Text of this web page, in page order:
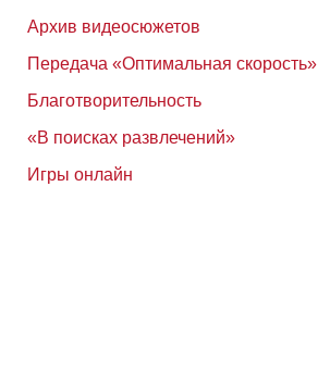
Архив видеосюжетов
Передача «Оптимальная скорость»
Благотворительность
«В поисках развлечений»
Игры онлайн